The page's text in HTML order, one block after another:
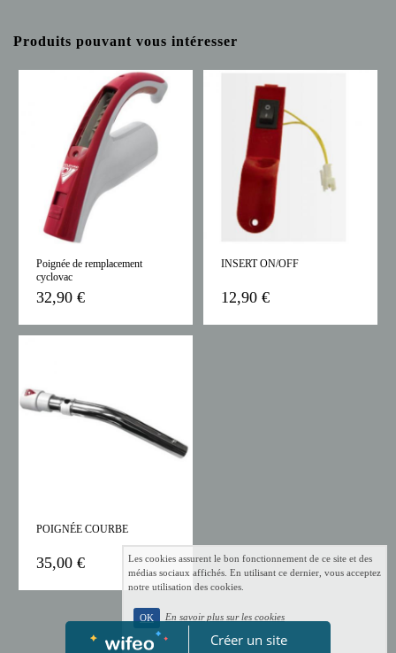
Produits pouvant vous intéresser
Poignée de remplacement
cyclovac
32,90 €
INSERT ON/OFF
12,90 €
POIGNÉE COURBE
35,00 €
Créer un site
Les cookies assurent le bon fonctionnement de ce site et des
médias sociaux affichés. En utilisant ce dernier, vous acceptez
notre utilisation des cookies.
OK En savoir plus sur les cookies